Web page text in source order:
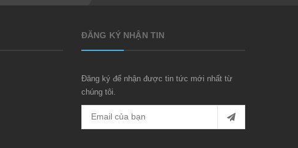
ĐĂNG KÝ NHẬN TIN
Đăng ký để nhận được tin tức mới nhất từ
chúng tôi.